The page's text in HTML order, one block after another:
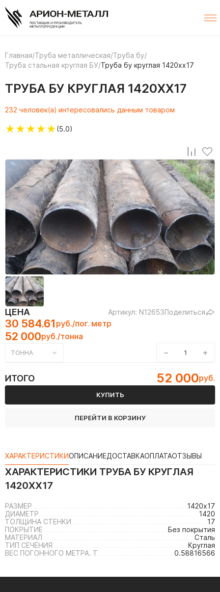
Главная/Труба металлическая/Труба бу/
Труба стальная круглая БУ/Труба бу круглая 1420хх17
ТРУБА БУ КРУГЛАЯ 1420ХХ17
232 человек(а) интересовались данным товаром
★★★★★(5.0)
ЦЕНА Артикул: N12653Поделиться
30 584.61 руб./пог. метр
52 000руб./тонна
ТОННА − +
ИТОГО 52 000руб.
КУПИТЬ
ПЕРЕЙТИ В КОРЗИНУ
ХАРАКТЕРИСТИКИОПИСАНИЕДОСТАВКАОПЛАТАОТЗЫВЫ
ХАРАКТЕРИСТИКИ ТРУБА БУ КРУГЛАЯ
1420ХХ17
РАЗМЕР
1420х17
ДИАМЕТР
1420
ТОЛЩИНА СТЕНКИ
17
ПОКРЫТИЕ
Без покрытия
МАТЕРИАЛ
Сталь
ТИП СЕЧЕНИЯ
Круглая
ВЕС ПОГОННОГО МЕТРА. Т
0.58816566